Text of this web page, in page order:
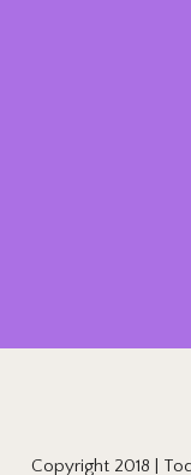
Copyright 2018 |